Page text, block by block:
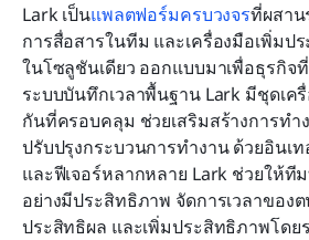
Lark เป็นแพลตฟอร์มครบวงจรที่ผสาน
การสื่อสารในทีม และเครื่องมือเพิ่มป
ในโซลูชันเดียว ออกแบบมาเพื่อธุรกิจ
ระบบบันทึกเวลาพื้นฐาน Lark มีชุดเค
กันที่ครอบคลุม ช่วยเสริมสร้างการทำ
ปรับปรุงกระบวนการทำงาน ด้วยอินเ
และฟีเจอร์หลากหลาย Lark ช่วยให้ที
อย่างมีประสิทธิภาพ จัดการเวลาของ
ประสิทธิผล และเพิ่มประสิทธิภาพโดย